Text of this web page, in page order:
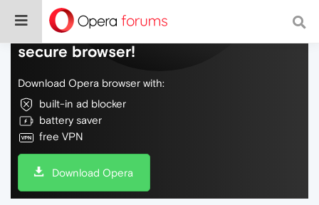
Do more on the web, with a fast and
secure browser!
Download Opera browser with:
built-in ad blocker
battery saver
free VPN
Download Opera